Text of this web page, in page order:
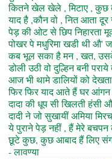
कितने खेल खेले , मिटाए , कुछ
याद है ,कौन वो , नित आता
पेड़ की ओट से छिप निहारता
पोखर पे मधुरिमा खडी थी औ'
कब भूल सका है मन , खत,
डोली उठी वो दुल्हिन बनी
आज भी थामे डालियों को
फिर फिर याद आते हैं घर
दादा की धूप सी खिलती हंसी औ
दादी ने जो सुखायीं अमिया
ये पुराने पेड़ नहीं , हैं मेरे
छूटे कुछ, कुछ आबाद हैं लिए संग
- लावण्या